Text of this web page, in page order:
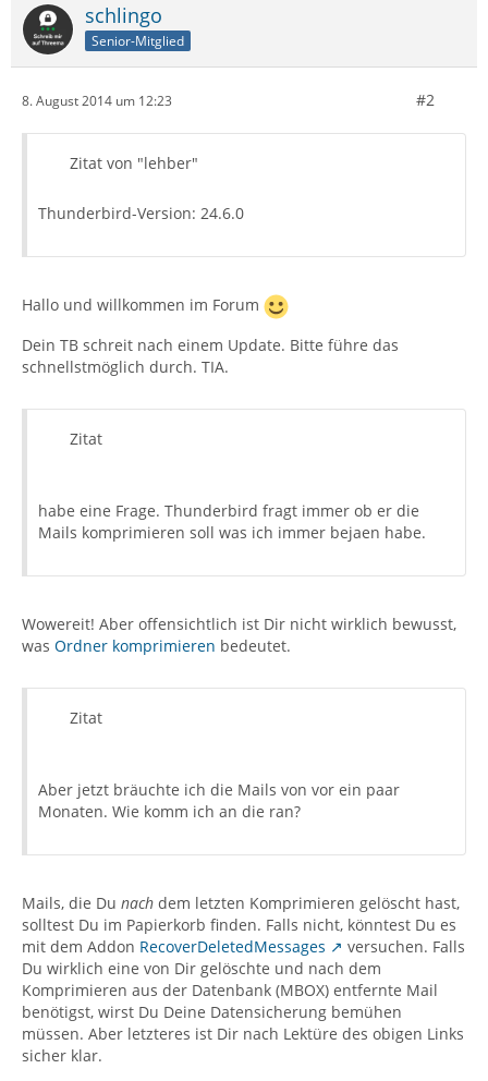
schlingo
Senior-Mitglied
8. August 2014 um 12:23 #2
Zitat von "lehber"
Thunderbird-Version: 24.6.0
Hallo und willkommen im Forum
Dein TB schreit nach einem Update. Bitte führe das
schnellstmöglich durch. TIA.
Zitat
habe eine Frage. Thunderbird fragt immer ob er die
Mails komprimieren soll was ich immer bejaen habe.
Wowereit! Aber offensichtlich ist Dir nicht wirklich bewusst,
was Ordner komprimieren bedeutet.
Zitat
Aber jetzt bräuchte ich die Mails von vor ein paar
Monaten. Wie komm ich an die ran?
Mails, die Du nach dem letzten Komprimieren gelöscht hast,
solltest Du im Papierkorb finden. Falls nicht, könntest Du es
mit dem Addon RecoverDeletedMessages
versuchen. Falls
Du wirklich eine von Dir gelöschte und nach dem
Komprimieren aus der Datenbank (MBOX) entfernte Mail
benötigst, wirst Du Deine Datensicherung bemühen
müssen. Aber letzteres ist Dir nach Lektüre des obigen Links
sicher klar.